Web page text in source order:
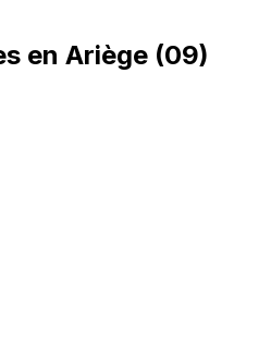
en Ariège (09)